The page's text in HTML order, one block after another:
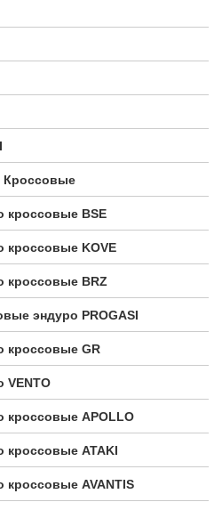
Кроссовые
кроссовые BSE
кроссовые KOVE
кроссовые BRZ
эндуро PROGASI
кроссовые GR
VENTO
кроссовые APOLLO
кроссовые ATAKI
AVANTIS